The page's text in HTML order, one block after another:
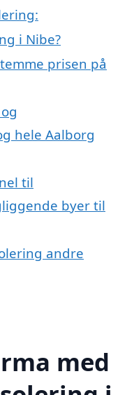
i Nibe?
prisen på
hele Aalborg
til
byer til
andre
med